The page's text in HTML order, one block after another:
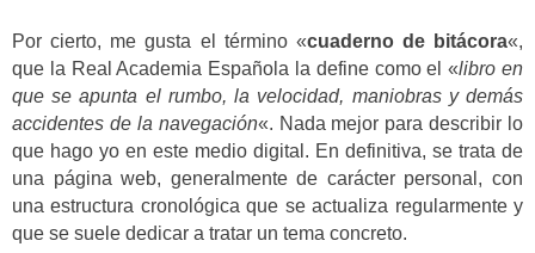
Por cierto, me gusta el término «cuaderno de bitácora«,
que la Real Academia Española la define como el «libro en
que se apunta el rumbo, la velocidad, maniobras y demás
accidentes de la navegación«. Nada mejor para describir lo
que hago yo en este medio digital. En definitiva, se trata de
una página web, generalmente de carácter personal, con
una estructura cronológica que se actualiza regularmente y
que se suele dedicar a tratar un tema concreto.